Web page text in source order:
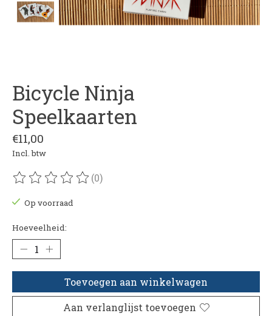
Bicycle Ninja
Speelkaarten
€11,00
Incl. btw
De beoordeling van dit product is
(0)
Op voorraad
Hoeveelheid:
Toevoegen aan winkelwagen
Aan verlanglijst toevoegen